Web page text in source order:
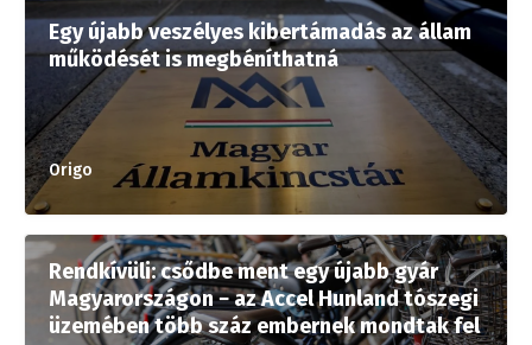
Egy újabb veszélyes kibertámadás az állam
működését is megbéníthatná
Origo
Rendkívüli: csődbe ment egy újabb gyár
Magyarországon − az Accel Hunland tószegi
üzemében több száz embernek mondtak fel